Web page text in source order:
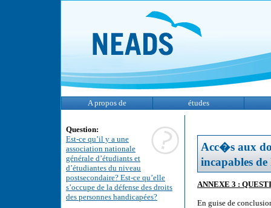
A propos de études
Question:
Est-ce qu’il y a une
association nationale
générale d’étudiants et
d’étudiantes du niveau
postsecondaire? Est-ce qu’elle
s’occupe de la défense des droits
des personnes handicapées?
Acc�s aux
incapables
ANNEXE 3 :
En guise de